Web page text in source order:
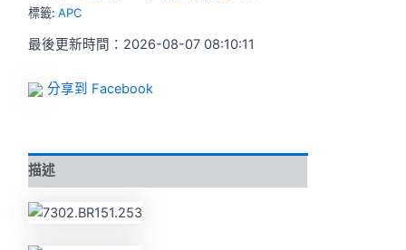
標籤:APC
最後更新時間：2026-08-07 08:10:11
分享到 Facebook
描述